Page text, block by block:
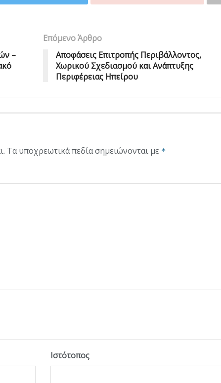
–
Επόμενο Άρθρο
Αποφάσεις Επιτροπής Περιβάλλοντος,
Χωρικού Σχεδιασμού και Ανάπτυξης
Περιφέρειας Ηπείρου
Τα υποχρεωτικά πεδία σημειώνονται με *
Ιστότοπος